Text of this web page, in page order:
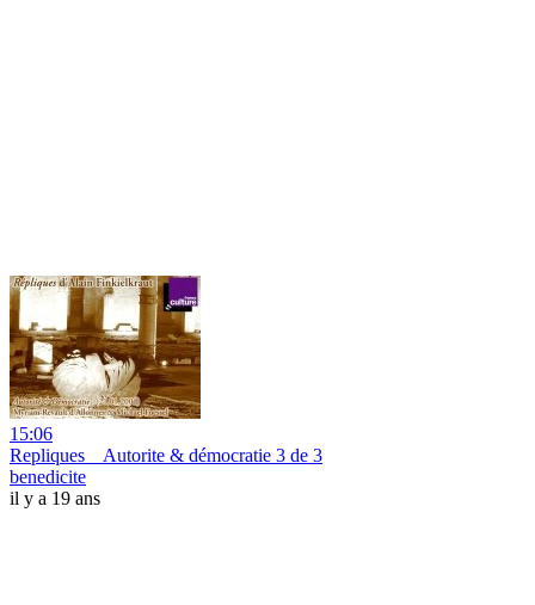
15:06
Repliques _ Autorite & démocratie 3 de 3
benedicite
il y a 19 ans